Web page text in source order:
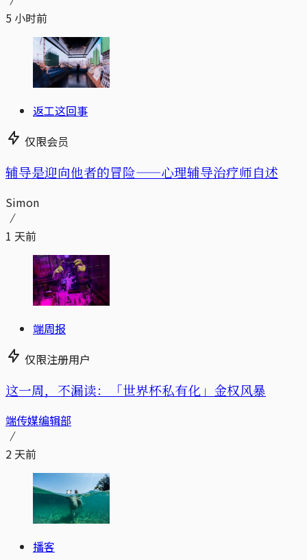
5 小时前
返工这回事
仅限会员
辅导是迎向他者的冒险——心理辅导治疗师自述
Simon
1 天前
端周报
仅限注册用户
这一周，不漏读：「世界杯私有化」金权风暴
端传媒编辑部
2 天前
播客